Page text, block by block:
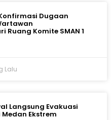
Dugaan
Komite SMAN 1
Lalu
Langsung Evakuasi
Ekstrem